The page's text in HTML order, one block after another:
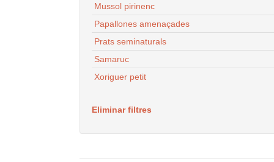
Mussol pirinenc
Papallones amenaçades
Prats seminaturals
Samaruc
Xoriguer petit
Eliminar filtres